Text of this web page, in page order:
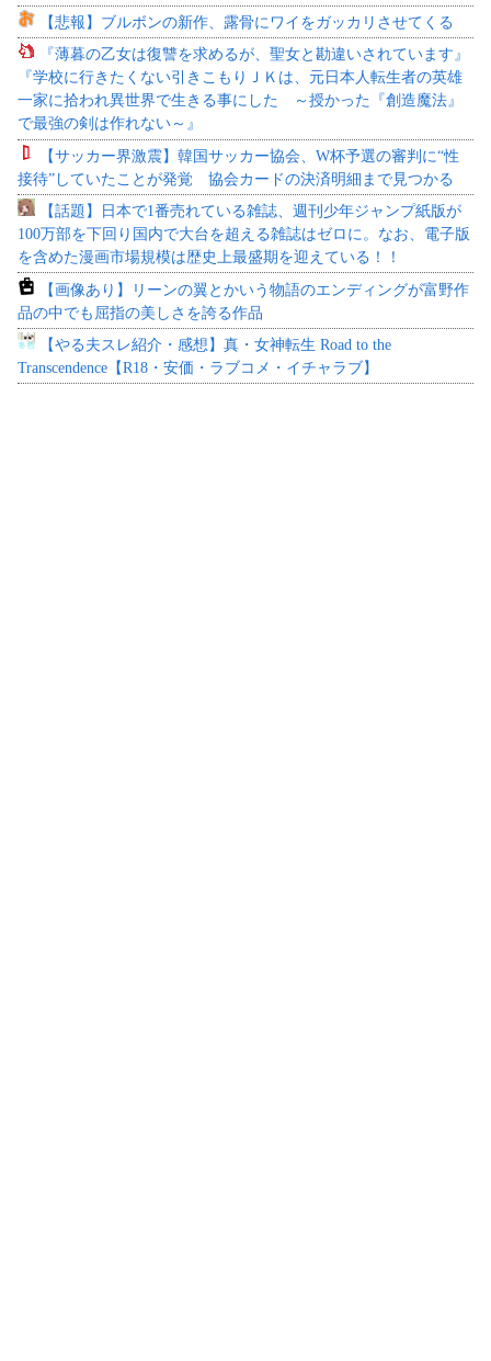
【悲報】ブルボンの新作、露骨にワイをガッカリさせてくる
『薄暮の乙女は復讐を求めるが、聖女と勘違いされています』
『学校に行きたくない引きこもりＪＫは、元日本人転生者の英雄
一家に拾われ異世界で生きる事にした ～授かった『創造魔法』
で最強の剣は作れない～』
【サッカー界激震】韓国サッカー協会、W杯予選の審判に“性
接待”していたことが発覚 協会カードの決済明細まで見つかる
【話題】日本で1番売れている雑誌、週刊少年ジャンプ紙版が
100万部を下回り国内で大台を超える雑誌はゼロに。なお、電子版
を含めた漫画市場規模は歴史上最盛期を迎えている！！
【画像あり】リーンの翼とかいう物語のエンディングが富野作
品の中でも屈指の美しさを誇る作品
【やる夫スレ紹介・感想】真・女神転生 Road to the
Transcendence【R18・安価・ラブコメ・イチャラブ】